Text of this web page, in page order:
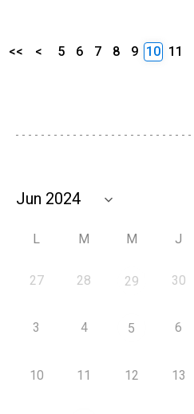
<< < 5 6 7 8 9 10 11
L M M J
27 28 29 30
3 4 5 6
10 11 12 13